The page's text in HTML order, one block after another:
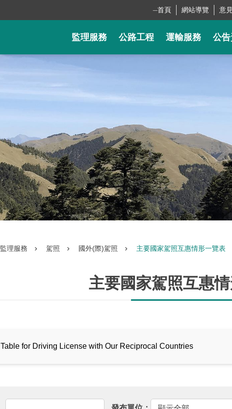
首頁 網站導覽 意
監理服務 公路工程 運輸服務 公
監理服務 駕照 國外(際)駕照 主要國家駕照互惠情形一覽表
主要國家駕照互惠
Table for Driving License with Our Reciprocal Countries